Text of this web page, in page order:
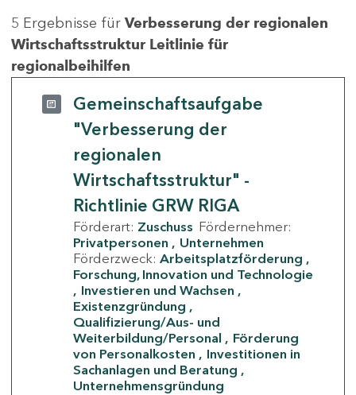
5 Ergebnisse für Verbesserung der regionalen
Wirtschaftsstruktur Leitlinie für
regionalbeihilfen
Gemeinschaftsaufgabe
"Verbesserung der
regionalen
Wirtschaftsstruktur" -
Richtlinie GRW RIGA
Förderart: Zuschuss Fördernehmer:
Privatpersonen
Unternehmen
Förderzweck: Arbeitsplatzförderung
Forschung, Innovation und Technologie
Investieren und Wachsen
Existenzgründung
Qualifizierung/Aus- und
Weiterbildung/Personal
Förderung
von Personalkosten
Investitionen in
Sachanlagen und Beratung
Unternehmensgründung